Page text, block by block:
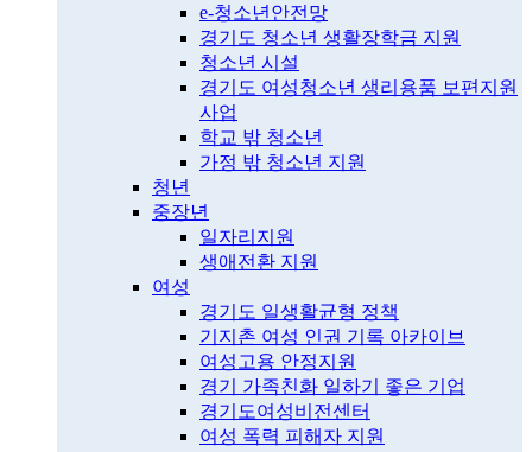
e-청소년안전망
경기도 청소년 생활장학금 지원
청소년 시설
경기도 여성청소년 생리용품 보편지원
사업
학교 밖 청소년
가정 밖 청소년 지원
청년
중장년
일자리지원
생애전환 지원
여성
경기도 일생활균형 정책
기지촌 여성 인권 기록 아카이브
여성고용 안정지원
경기 가족친화 일하기 좋은 기업
경기도여성비전센터
여성 폭력 피해자 지원